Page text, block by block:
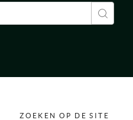
ZOEKEN OP DE SITE